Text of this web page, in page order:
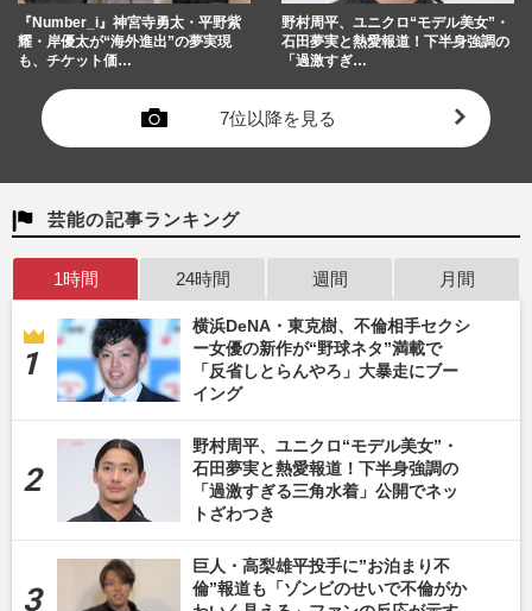
『Number_i』神宮寺勇太・平野紫
耀・岸優太が“海外進出”の夢実現
も、チケット価…
野村周平、ユニクロ“モデル美女”・
石田夢実と熱愛報道！下半身強調の
「過激すぎ…
7位以降を見る
芸能の記事ランキング
1時間 24時間 週間 月間
横浜DeNA・東克樹、不倫相手セクシ
ー女優の新作が“野球ネタ”満載で
「反省しとらんやろ」大暴走にブー
イング
野村周平、ユニクロ“モデル美女”・
石田夢実と熱愛報道！下半身強調の
「過激すぎる三角水着」公開でネッ
トざわつき
巨人・高梨雄平投手に”お泊まり不
倫”報道も「ゾンビのせいで不倫がか